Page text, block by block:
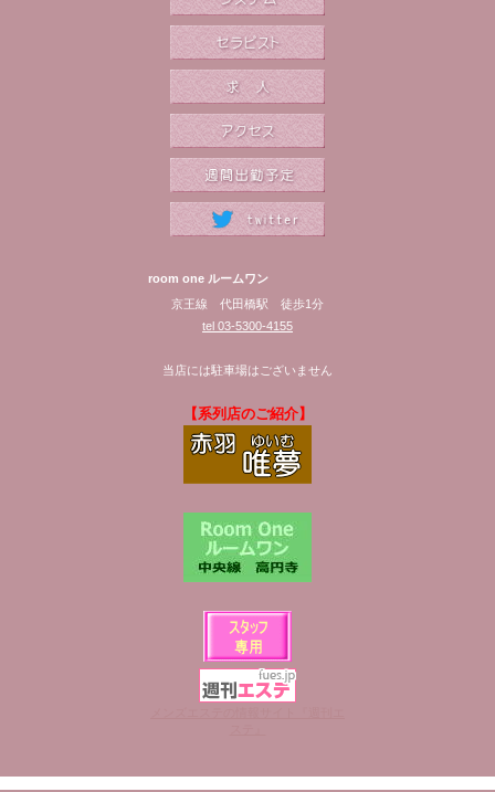
room one ルームワン
京王線 代田橋駅 徒歩1分
tel 03-5300-4155
当店には駐車場はございません
【系列店のご紹介】